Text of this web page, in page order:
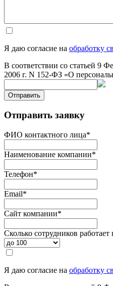
Я даю согласие на обработку
В соответствии со статьей 9
2006 г. N 152-ФЗ «О
Отправить
Отправить заявку
ФИО контактного лица*
Наименование компании*
Телефон*
Email*
Сайт компании*
Сколько сотрудников
Я даю согласие на обработку